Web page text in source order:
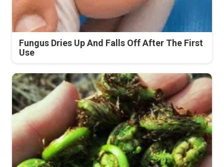
Fungus Dries Up And Falls Off After The First
Use